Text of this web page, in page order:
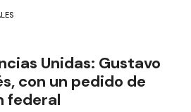
Unidas: Gustavo
con un pedido de
federal